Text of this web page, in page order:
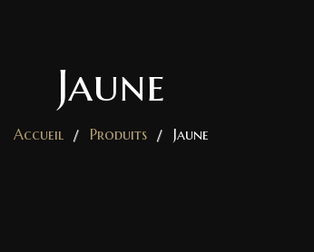
Jaune
Accueil Produits Jaune